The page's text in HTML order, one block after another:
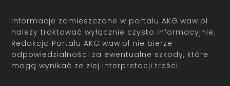
Informacje zamieszczone w portalu AKG.waw.pl
należy traktować wyłącznie czysto informacyjnie.
Redakcja Portalu AKG.waw.pl nie bierze
odpowiedzialności za ewentualne szkody, które
mogą wynikać ze złej interpretacji treści.